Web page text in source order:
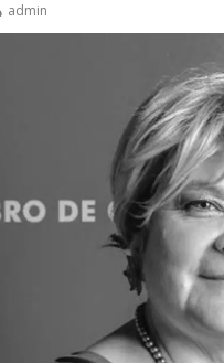
admin